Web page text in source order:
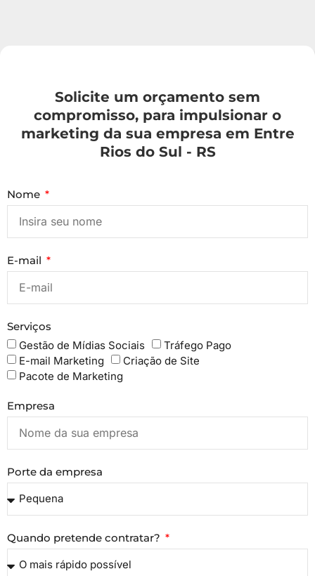
Solicite um orçamento sem
compromisso, para impulsionar o
marketing da sua empresa em Entre
Rios do Sul - RS
Nome
E-mail
Serviços
Gestão de Mídias Sociais
Tráfego Pago
E-mail Marketing
Criação de Site
Pacote de Marketing
Empresa
Porte da empresa
Quando pretende contratar?